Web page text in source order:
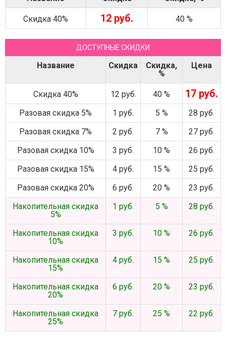
Скидка 40% 12 руб. 40 %
ДОСТУПНЫЕ СКИДКИ
Название Скидка
Скидка,
%
Цена
Скидка 40% 12 руб. 40 % 17 руб.
Разовая скидка 5% 1 руб. 5 %
28 руб.
Разовая скидка 7%
2 руб. 7 %
27 руб.
Разовая скидка 10%
3 руб. 10 %
26 руб.
Разовая скидка 15%
4 руб. 15 %
25 руб.
Разовая скидка 20%
6 руб. 20 %
23 руб.
Накопительная скидка
5%
1 руб. 5 % 28 руб.
Накопительная скидка
10%
3 руб. 10 % 26 руб.
Накопительная скидка
15%
4 руб. 15 % 25 руб.
Накопительная скидка
20%
6 руб. 20 % 23 руб.
Накопительная скидка
25%
7 руб. 25 % 22 руб.